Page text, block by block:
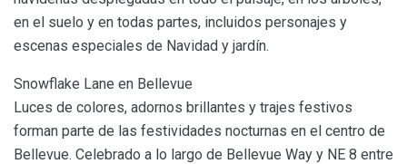
en el suelo y en todas partes, incluidos personajes y
escenas especiales de Navidad y jardín.
Snowflake Lane en Bellevue
Luces de colores, adornos brillantes y trajes festivos
forman parte de las festividades nocturnas en el centro de
Bellevue. Celebrado a lo largo de Bellevue Way y NE 8 entre